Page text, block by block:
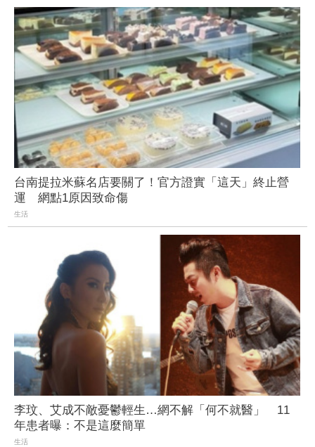
台南提拉米蘇名店要關了！官方證實「這天」終止營
運 網點1原因致命傷
生活
李玟、艾成不敵憂鬱輕生…網不解「何不就醫」 11
年患者曝：不是這麼簡單
生活